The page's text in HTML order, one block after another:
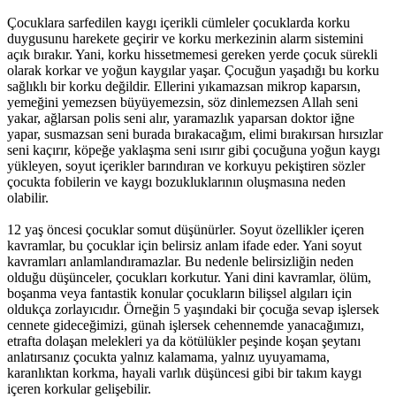
Çocuklara sarfedilen kaygı içerikli cümleler çocuklarda korku
duygusunu harekete geçirir ve korku merkezinin alarm sistemini
açık bırakır. Yani, korku hissetmemesi gereken yerde çocuk sürekli
olarak korkar ve yoğun kaygılar yaşar. Çocuğun yaşadığı bu korku
sağlıklı bir korku değildir. Ellerini yıkamazsan mikrop kaparsın,
yemeğini yemezsen büyüyemezsin, söz dinlemezsen Allah seni
yakar, ağlarsan polis seni alır, yaramazlık yaparsan doktor iğne
yapar, susmazsan seni burada bırakacağım, elimi bırakırsan hırsızlar
seni kaçırır, köpeğe yaklaşma seni ısırır gibi çocuğuna yoğun kaygı
yükleyen, soyut içerikler barındıran ve korkuyu pekiştiren sözler
çocukta fobilerin ve kaygı bozukluklarının oluşmasına neden
olabilir.
12 yaş öncesi çocuklar somut düşünürler. Soyut özellikler içeren
kavramlar, bu çocuklar için belirsiz anlam ifade eder. Yani soyut
kavramları anlamlandıramazlar. Bu nedenle belirsizliğin neden
olduğu düşünceler, çocukları korkutur. Yani dini kavramlar, ölüm,
boşanma veya fantastik konular çocukların bilişsel algıları için
oldukça zorlayıcıdır. Örneğin 5 yaşındaki bir çocuğa sevap işlersek
cennete gideceğimizi, günah işlersek cehennemde yanacağımızı,
etrafta dolaşan melekleri ya da kötülükler peşinde koşan şeytanı
anlatırsanız çocukta yalnız kalamama, yalnız uyuyamama,
karanlıktan korkma, hayali varlık düşüncesi gibi bir takım kaygı
içeren korkular gelişebilir.